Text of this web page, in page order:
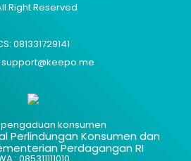
Right Reserved
081331729141
support@keepo.me
konsumen
Perlindungan Konsumen dan
Perdagangan RI